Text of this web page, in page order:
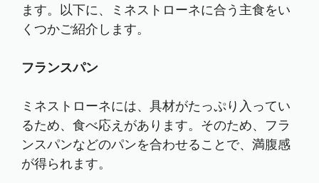
ます。以下に、ミネストローネに合う主食をい
くつかご紹介します。
フランスパン
ミネストローネには、具材がたっぷり入ってい
るため、食べ応えがあります。そのため、フラ
ンスパンなどのパンを合わせることで、満腹感
が得られます。